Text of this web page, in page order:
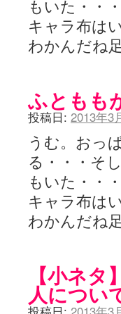
もいた・・
キャラ布は
わかんだね
ふともも
投稿日: 2013年3
うむ。おっ
る・・・そ
もいた・・
キャラ布は
わかんだね
【小ネ
人につい